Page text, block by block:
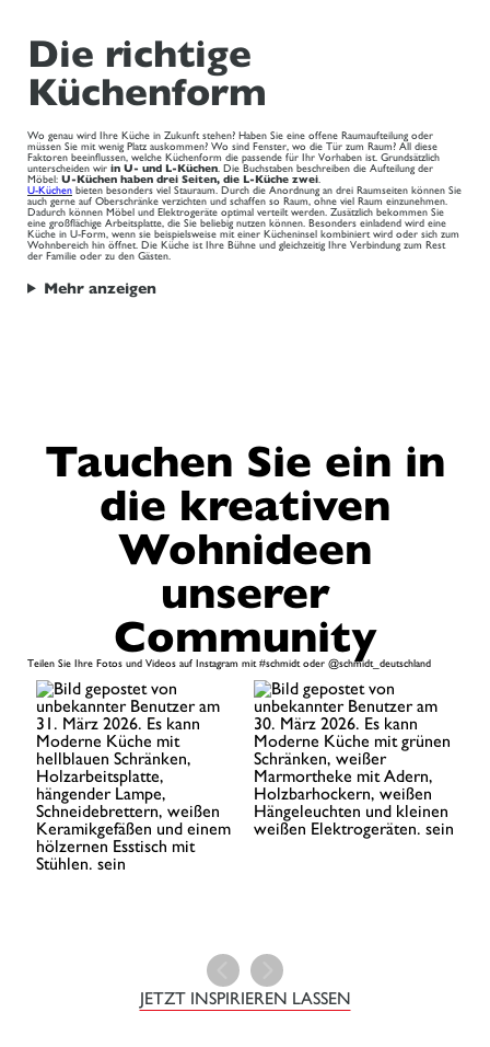
Die richtige
Küchenform
Wo genau wird Ihre Küche in Zukunft stehen? Haben Sie eine offene Raumaufteilung oder
müssen Sie mit wenig Platz auskommen? Wo sind Fenster, wo die Tür zum Raum? All diese
Faktoren beeinflussen, welche Küchenform die passende für Ihr Vorhaben ist. Grundsätzlich
unterscheiden wir in U- und L-Küchen . Die Buchstaben beschreiben die Aufteilung der
Möbel: U-Küchen haben drei Seiten, die L-Küche zwei
U-Küchen bieten besonders viel Stauraum. Durch die Anordnung an drei Raumseiten können Sie
auch gerne auf Oberschränke verzichten und schaffen so Raum, ohne viel Raum einzunehmen.
Dadurch können Möbel und Elektrogeräte optimal verteilt werden. Zusätzlich bekommen Sie
eine großflächige Arbeitsplatte, die Sie beliebig nutzen können. Besonders einladend wird eine
Küche in U-Form, wenn sie beispielsweise mit einer Kücheninsel kombiniert wird oder sich zum
Wohnbereich hin öffnet. Die Küche ist Ihre Bühne und gleichzeitig Ihre Verbindung zum Rest
der Familie oder zu den Gästen.
Mehr anzeigen
Tauchen Sie ein in
die kreativen
Wohnideen
unserer
Community​
Teilen Sie Ihre Fotos und Videos auf Instagram mit #schmidt oder @schmidt_deutschland​
JETZT INSPIRIEREN LASSEN